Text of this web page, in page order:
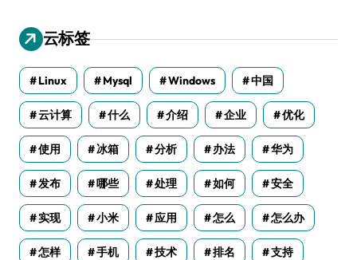
云标签
Linux Mysql Windows 中国
云计算 什么 介绍 企业 优化
使用 冰箱 分析 办法 华为
发布 哪些 处理 如何 安全
实现 小米 应用 怎么 怎么办
怎样 手机 技术 排名 支持